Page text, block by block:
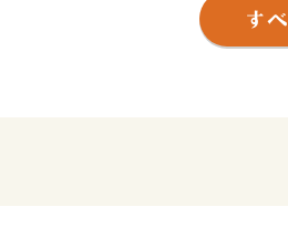
もふるさとに誇りと愛
づくりを推進していきま